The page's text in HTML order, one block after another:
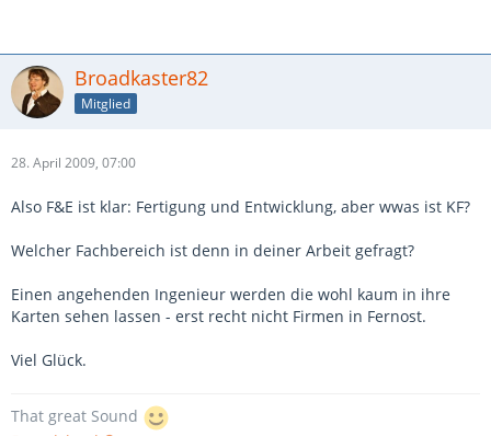
Broadkaster82
Mitglied
28. April 2009, 07:00
Also F&E ist klar: Fertigung und Entwicklung, aber wwas ist KF?
Welcher Fachbereich ist denn in deiner Arbeit gefragt?
Einen angehenden Ingenieur werden die wohl kaum in ihre
Karten sehen lassen - erst recht nicht Firmen in Fernost.
Viel Glück.
That great Sound